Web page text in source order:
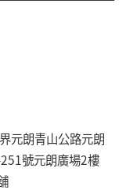
元朗青山公路元朗
號元朗廣場2樓